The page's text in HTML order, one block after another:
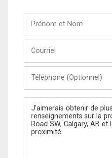
Nom
(Optionnel)
Message